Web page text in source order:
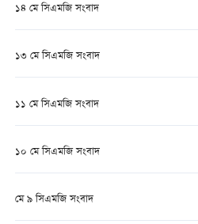
১৪ মে সিএমজি সংবাদ
১৩ মে সিএমজি সংবাদ
১১ মে সিএমজি সংবাদ
১০ মে সিএমজি সংবাদ
মে ৯ সিএমজি সংবাদ